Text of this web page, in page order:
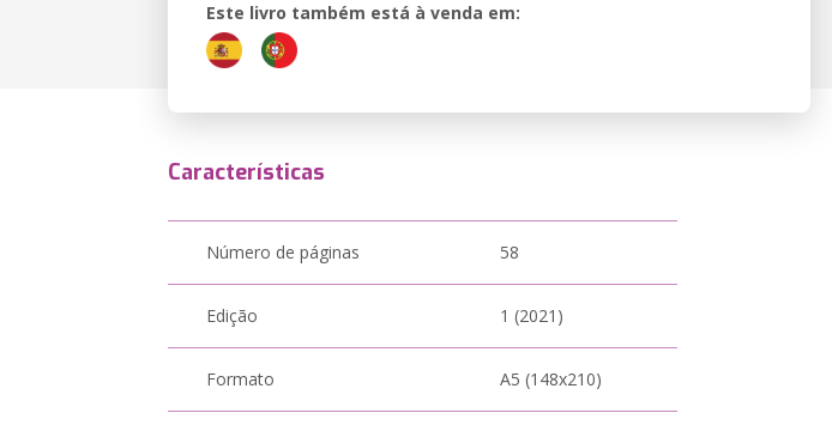
Este livro também está à venda em:
Características
Número de páginas 58
Edição 1 (2021)
Formato A5 (148x210)